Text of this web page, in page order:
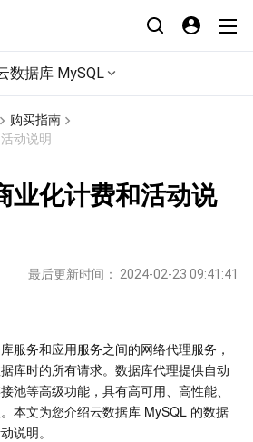
数据库 MySQL
云聚通）
购买指南
动说明
业化计费和活动说
最后更新时间： 2024-02-23 09:41:41
服务和应用服务之间的网络代理服务，
库时的所有请求。数据库代理提供自动
池等高级功能，具有高可用、高性能、
本文为您介绍云数据库 MySQL 的数据
说明。